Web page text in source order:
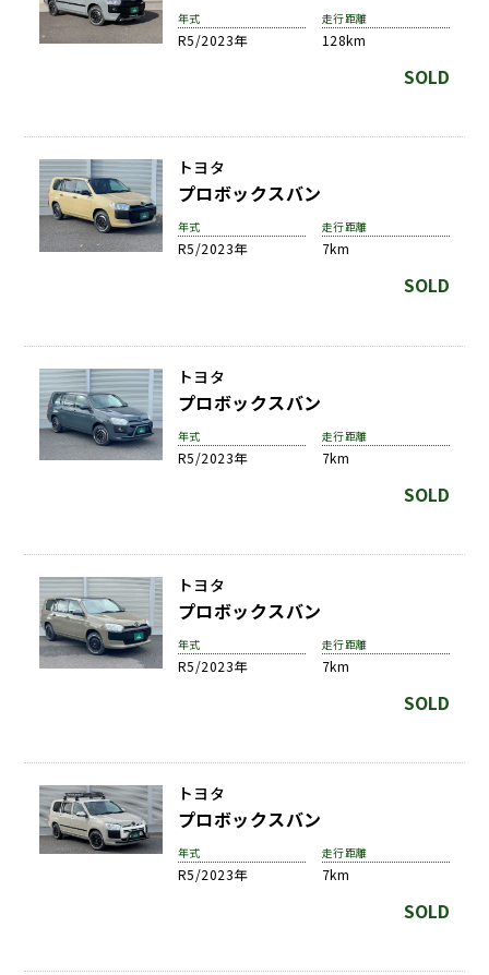
年式
R5/2023年
走行距離
128km
SOLD
トヨタ
プロボックスバン
年式
R5/2023年
走行距離
7km
SOLD
トヨタ
プロボックスバン
年式
R5/2023年
走行距離
7km
SOLD
トヨタ
プロボックスバン
年式
R5/2023年
走行距離
7km
SOLD
トヨタ
プロボックスバン
年式
R5/2023年
走行距離
7km
SOLD